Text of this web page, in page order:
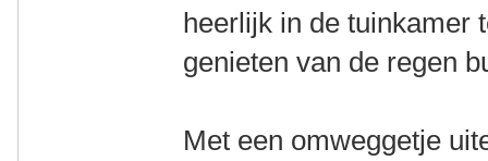
heerlijk in de tuinkamer
genieten van de regen
Met een omweggetje